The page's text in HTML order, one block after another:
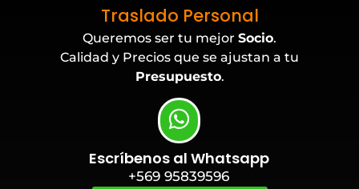
Traslado Personal
Eventos Corporativos
Queremos ser tu mejor Socio.
Calidad y Precios que se ajustan a tu
Presupuesto.
Escríbenos al Whatsapp
+569 95839596